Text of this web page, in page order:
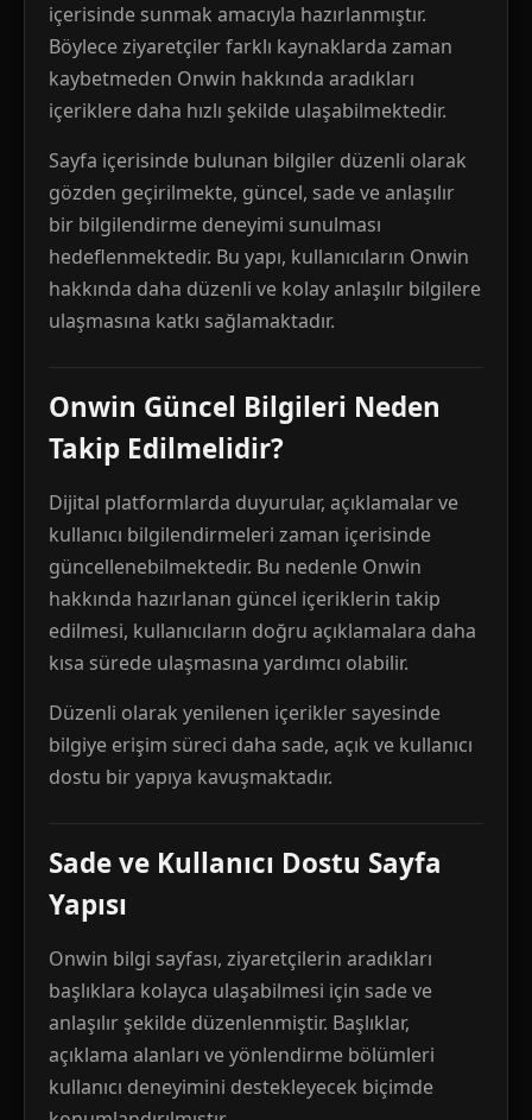
içerisinde sunmak amacıyla hazırlanmıştır.
Böylece ziyaretçiler farklı kaynaklarda zaman
kaybetmeden Onwin hakkında aradıkları
içeriklere daha hızlı şekilde ulaşabilmektedir.
Sayfa içerisinde bulunan bilgiler düzenli olarak
gözden geçirilmekte, güncel, sade ve anlaşılır
bir bilgilendirme deneyimi sunulması
hedeflenmektedir. Bu yapı, kullanıcıların Onwin
hakkında daha düzenli ve kolay anlaşılır bilgilere
ulaşmasına katkı sağlamaktadır.
Onwin Güncel Bilgileri Neden
Takip Edilmelidir?
Dijital platformlarda duyurular, açıklamalar ve
kullanıcı bilgilendirmeleri zaman içerisinde
güncellenebilmektedir. Bu nedenle Onwin
hakkında hazırlanan güncel içeriklerin takip
edilmesi, kullanıcıların doğru açıklamalara daha
kısa sürede ulaşmasına yardımcı olabilir.
Düzenli olarak yenilenen içerikler sayesinde
bilgiye erişim süreci daha sade, açık ve kullanıcı
dostu bir yapıya kavuşmaktadır.
Sade ve Kullanıcı Dostu Sayfa
Yapısı
Onwin bilgi sayfası, ziyaretçilerin aradıkları
başlıklara kolayca ulaşabilmesi için sade ve
anlaşılır şekilde düzenlenmiştir. Başlıklar,
açıklama alanları ve yönlendirme bölümleri
kullanıcı deneyimini destekleyecek biçimde